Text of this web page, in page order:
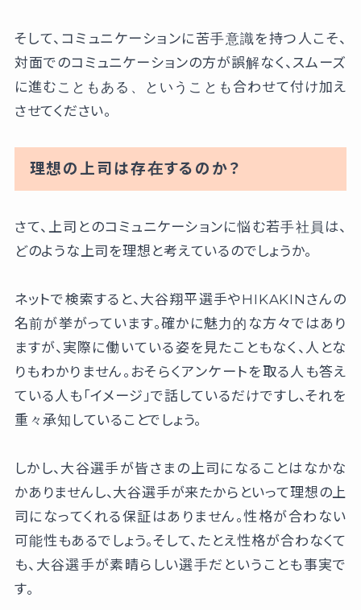
そして、コミュニケーションに苦手意識を持つ人こそ、
対面でのコミュニケーションの方が誤解なく、スムーズ
に進むこともある、ということも合わせて付け加え
させてください。
理想の上司は存在するのか？
さて、上司とのコミュニケーションに悩む若手社員は、
どのような上司を理想と考えているのでしょうか。
ネットで検索すると、大谷翔平選手やHIKAKINさんの
名前が挙がっています。確かに魅力的な方々ではあり
ますが、実際に働いている姿を見たこともなく、人とな
りもわかりません。おそらくアンケートを取る人も答え
ている人も「イメージ」で話しているだけですし、それを
重々承知していることでしょう。
しかし、大谷選手が皆さまの上司になることはなかな
かありませんし、大谷選手が来たからといって理想の上
司になってくれる保証はありません。性格が合わない
可能性もあるでしょう。そして、たとえ性格が合わなくて
も、大谷選手が素晴らしい選手だということも事実で
す。